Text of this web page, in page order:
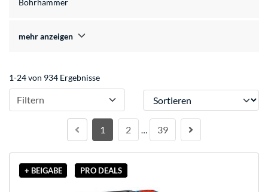
Bohrhammer
mehr anzeigen
1-24 von 934 Ergebnisse
Filtern Sortieren
1 2 … 39
+ BEIGABE PRO DEALS